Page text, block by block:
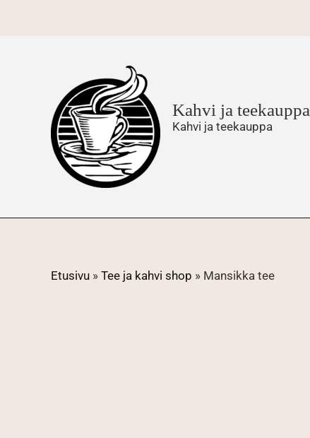
Kahvi ja teekauppa
Kahvi ja teekauppa
Etusivu » Tee ja kahvi shop » Mansikka tee